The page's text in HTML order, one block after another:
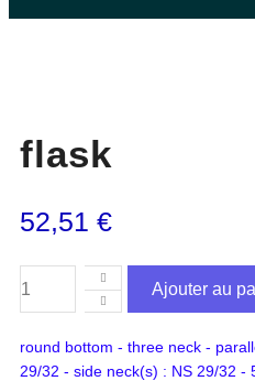
flask
52,51 €
Ajouter au
round bottom - three neck -
29/32 - side neck(s) : NS 29/32 -